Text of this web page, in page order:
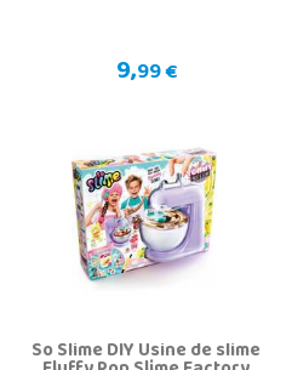
9,99 €
So Slime DIY Usine de slime